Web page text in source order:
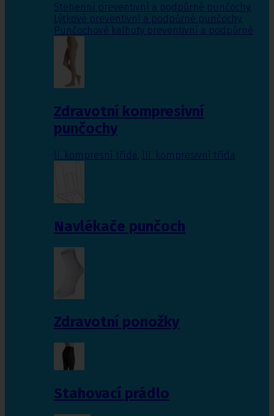
Stehenní preventivní a podpůrné punčochy,
Lýtkové preventivní a podpůrné punčochy,
Punčochové kalhoty preventivní a podpůrné
Zdravotní kompresivní
punčochy
II. kompresní třída III. kompresivní třída
Navlékače punčoch
Zdravotní ponožky
Stahovací prádlo